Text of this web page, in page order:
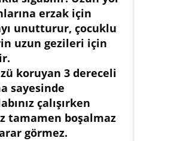
erzak için
unutturur, çocuklu
uzun gezileri için
koruyan 3 dereceli
sayesinde
çalışırken
tamamen boşalmaz
görmez.